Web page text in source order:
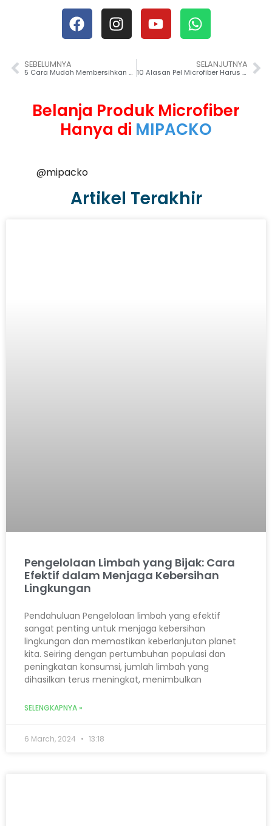
SEBELUMNYA
5 Cara Mudah Membersihkan Noda Tinta Pada Pakaian
SELANJUTNYA
10 Alasan Pel Microfiber Harus Digunakan
Belanja Produk Microfiber
Hanya di MIPACKO
@mipacko
Artikel Terakhir
Pengelolaan Limbah yang Bijak: Cara
Efektif dalam Menjaga Kebersihan
Lingkungan
Pendahuluan Pengelolaan limbah yang efektif
sangat penting untuk menjaga kebersihan
lingkungan dan memastikan keberlanjutan planet
kita. Seiring dengan pertumbuhan populasi dan
peningkatan konsumsi, jumlah limbah yang
dihasilkan terus meningkat, menimbulkan
SELENGKAPNYA »
6 March, 2024 13:18